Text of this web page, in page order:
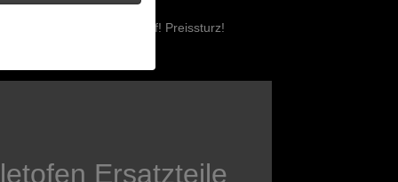
Ausverkauf! Preissturz!
Ersatzteile